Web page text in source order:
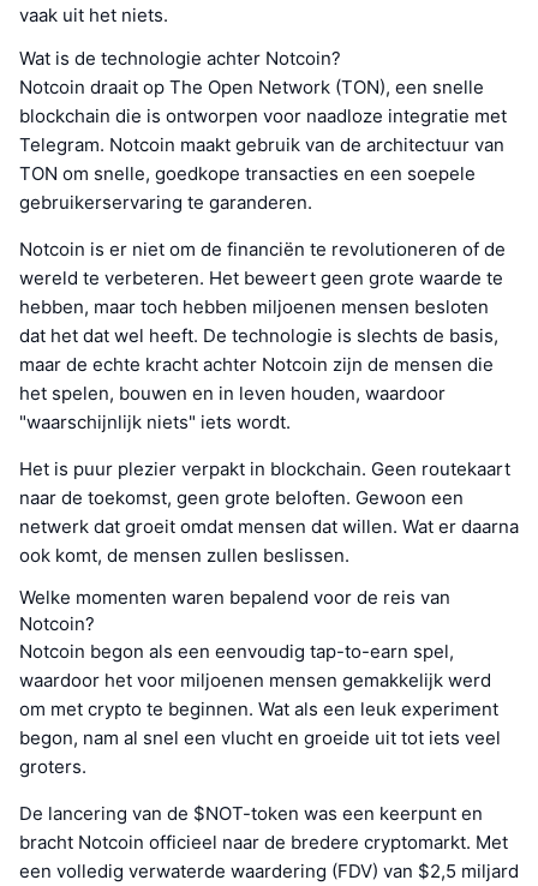
vaak uit het niets.
Wat is de technologie achter Notcoin?
Notcoin draait op The Open Network (TON), een snelle
blockchain die is ontworpen voor naadloze integratie met
Telegram. Notcoin maakt gebruik van de architectuur van
TON om snelle, goedkope transacties en een soepele
gebruikerservaring te garanderen.
Notcoin is er niet om de financiën te revolutioneren of de
wereld te verbeteren. Het beweert geen grote waarde te
hebben, maar toch hebben miljoenen mensen besloten
dat het dat wel heeft. De technologie is slechts de basis,
maar de echte kracht achter Notcoin zijn de mensen die
het spelen, bouwen en in leven houden, waardoor
"waarschijnlijk niets" iets wordt.
Het is puur plezier verpakt in blockchain. Geen routekaart
naar de toekomst, geen grote beloften. Gewoon een
netwerk dat groeit omdat mensen dat willen. Wat er daarna
ook komt, de mensen zullen beslissen.
Welke momenten waren bepalend voor de reis van
Notcoin?
Notcoin begon als een eenvoudig tap-to-earn spel,
waardoor het voor miljoenen mensen gemakkelijk werd
om met crypto te beginnen. Wat als een leuk experiment
begon, nam al snel een vlucht en groeide uit tot iets veel
groters.
De lancering van de $NOT-token was een keerpunt en
bracht Notcoin officieel naar de bredere cryptomarkt. Met
een volledig verwaterde waardering (FDV) van $2,5 miljard